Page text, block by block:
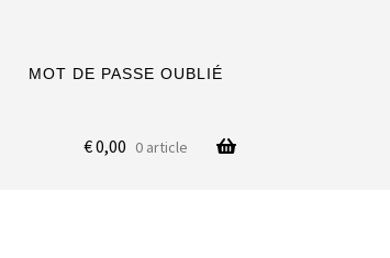
MOT DE PASSE OUBLIÉ
€0,00 0 article